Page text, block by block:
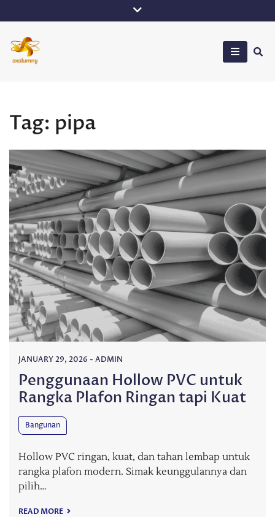
to
content
Tag: pipa
JANUARY 29, 2026 - ADMIN
Penggunaan Hollow PVC untuk
Rangka Plafon Ringan tapi Kuat
Bangunan
Hollow PVC ringan, kuat, dan tahan lembap untuk
rangka plafon modern. Simak keunggulannya dan
pilih…
READ MORE